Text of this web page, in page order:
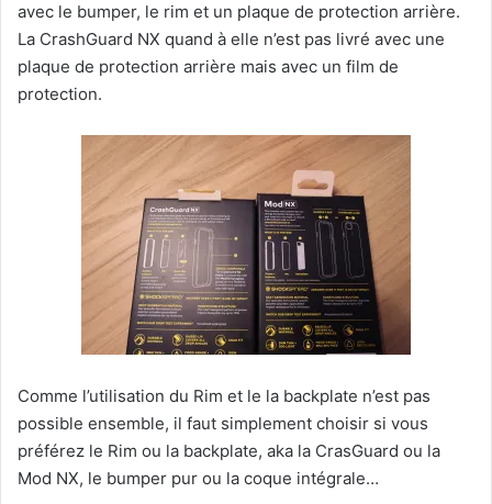
avec le bumper, le rim et un plaque de protection arrière.
La CrashGuard NX quand à elle n’est pas livré avec une
plaque de protection arrière mais avec un film de
protection.
Comme l’utilisation du Rim et le la backplate n’est pas
possible ensemble, il faut simplement choisir si vous
préférez le Rim ou la backplate, aka la CrasGuard ou la
Mod NX, le bumper pur ou la coque intégrale…